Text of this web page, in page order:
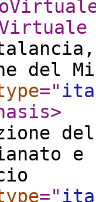
del
="
>
e
="